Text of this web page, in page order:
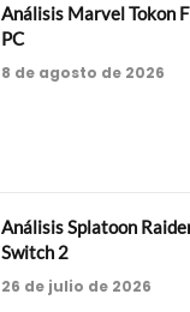
Análisis Marvel Tokon
PC
8 de agosto de 2026
Análisis Splatoon
Switch 2
26 de julio de 2026